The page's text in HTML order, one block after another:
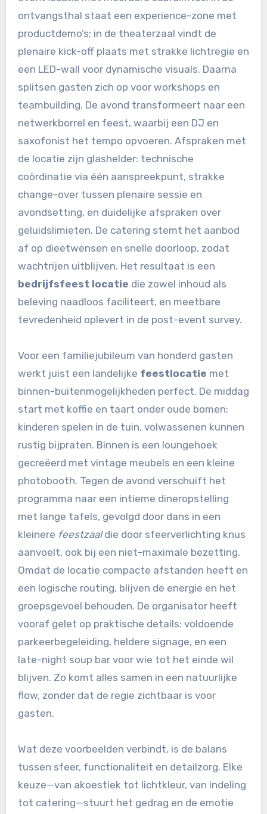
ontvangsthal staat een experience-zone met
productdemo’s; in de theaterzaal vindt de
plenaire kick-off plaats met strakke lichtregie en
een LED-wall voor dynamische visuals. Daarna
splitsen gasten zich op voor workshops en
teambuilding. De avond transformeert naar een
netwerkborrel en feest, waarbij een DJ en
saxofonist het tempo opvoeren. Afspraken met
de locatie zijn glashelder: technische
coördinatie via één aanspreekpunt, strakke
change-over tussen plenaire sessie en
avondsetting, en duidelijke afspraken over
geluidslimieten. De catering stemt het aanbod
af op dieetwensen en snelle doorloop, zodat
wachtrijen uitblijven. Het resultaat is een
bedrijfsfeest locatie die zowel inhoud als
beleving naadloos faciliteert, en meetbare
tevredenheid oplevert in de post-event survey.
Voor een familiejubileum van honderd gasten
werkt juist een landelijke feestlocatie met
binnen-buitenmogelijkheden perfect. De middag
start met koffie en taart onder oude bomen;
kinderen spelen in de tuin, volwassenen kunnen
rustig bijpraten. Binnen is een loungehoek
gecreëerd met vintage meubels en een kleine
photobooth. Tegen de avond verschuift het
programma naar een intieme dineropstelling
met lange tafels, gevolgd door dans in een
kleinere feestzaaldie door sfeerverlichting knus
aanvoelt, ook bij een niet-maximale bezetting.
Omdat de locatie compacte afstanden heeft en
een logische routing, blijven de energie en het
groepsgevoel behouden. De organisator heeft
vooraf gelet op praktische details: voldoende
parkeerbegeleiding, heldere signage, en een
late-night soup bar voor wie tot het einde wil
blijven. Zo komt alles samen in een natuurlijke
flow, zonder dat de regie zichtbaar is voor
gasten.
Wat deze voorbeelden verbindt, is de balans
tussen sfeer, functionaliteit en detailzorg. Elke
keuze—van akoestiek tot lichtkleur, van indeling
tot catering—stuurt het gedrag en de emotie